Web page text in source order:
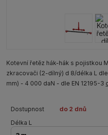
Kotevní řetěz hák-hák s pojistkou
zkracovači (2-dílný) d 8/délka L
mm) - 4 000 daN - dle EN 12195-3
Dostupnost
do 2 dnů
Délka L